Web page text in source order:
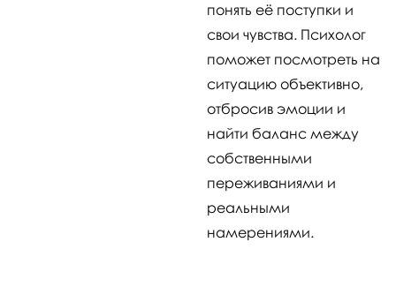
понять её поступки и
свои чувства. Психолог
поможет посмотреть на
ситуацию объективно,
отбросив эмоции и
найти баланс между
собственными
переживаниями и
реальными
намерениями.